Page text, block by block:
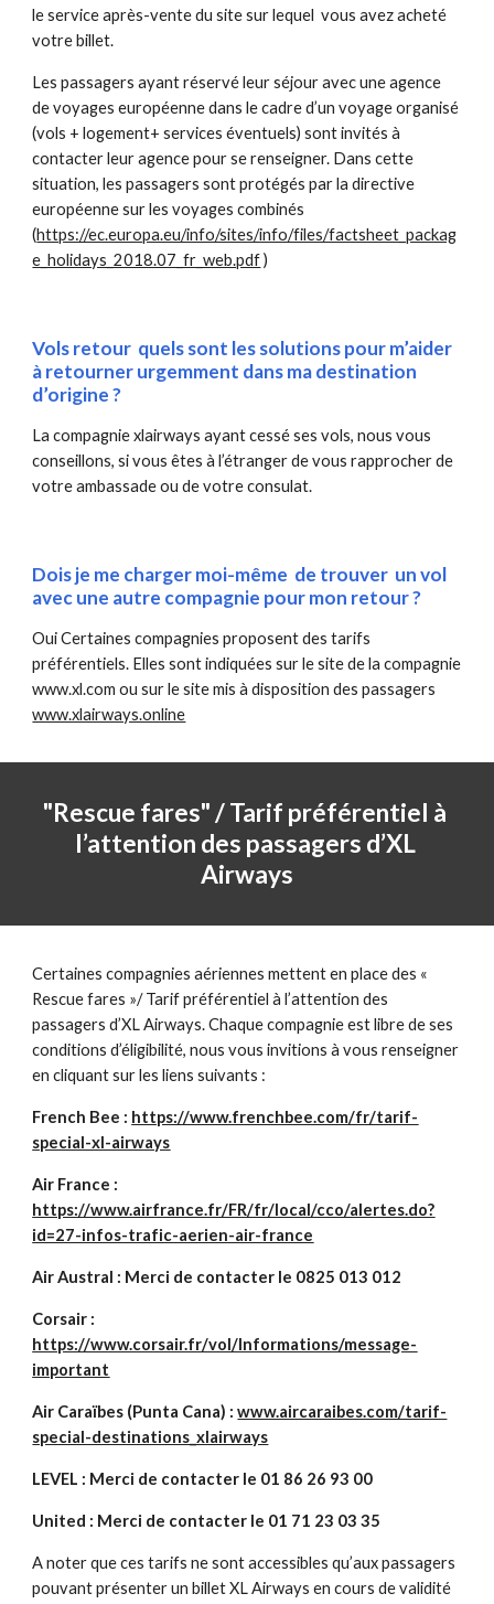
le service après-vente du site sur lequel  vous avez acheté
votre billet.
Les passagers ayant réservé leur séjour avec une agence
de voyages européenne dans le cadre d’un voyage organisé
(vols + logement+ services éventuels) sont invités à
contacter leur agence pour se renseigner. Dans cette
situation, les passagers sont protégés par la directive
européenne sur les voyages combinés
(https://ec.europa.eu/info/sites/info/files/factsheet_packag
e_holidays_2018.07_fr_web.pdf )
Vols retour  quels sont les solutions pour m’aider
à retourner urgemment dans ma destination
d’origine ?
La compagnie xlairways ayant cessé ses vols, nous vous
conseillons, si vous êtes à l’étranger de vous rapprocher de
votre ambassade ou de votre consulat.
Dois je me charger moi-même  de trouver  un vol
avec une autre compagnie pour mon retour ?
Oui Certaines compagnies proposent des tarifs
préférentiels. Elles sont indiquées sur le site de la compagnie
www.xlairways.online
"Rescue fares" / Tarif préférentiel à
l’attention des passagers d’XL
Airways
Certaines compagnies aériennes mettent en place des «
Rescue fares »/ Tarif préférentiel à l’attention des
passagers d’XL Airways. Chaque compagnie est libre de ses
conditions d’éligibilité, nous vous invitions à vous renseigner
en cliquant sur les liens suivants :
French Bee : https://www.frenchbee.com/fr/tarif-
special-xl-airways
https://www.airfrance.fr/FR/fr/local/cco/alertes.do?
id=27-infos-trafic-aerien-air-france
Air Austral : Merci de contacter le 0825 013 012
https://www.corsair.fr/vol/Informations/message-
important
Air Caraïbes (Punta Cana) : www.aircaraibes.com/tarif-
special-destinations_xlairways
LEVEL : Merci de contacter le 01 86 26 93 00
United : Merci de contacter le 01 71 23 03 35
A noter que ces tarifs ne sont accessibles qu’aux passagers
pouvant présenter un billet XL Airways en cours de validité